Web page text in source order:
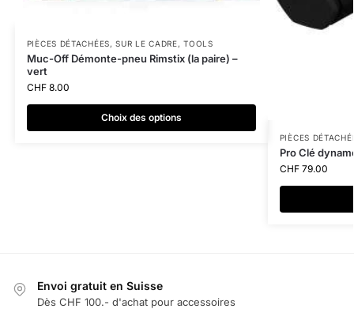
PIÈCES DÉTACHÉES,SUR LE CADRE,TOOLS
Muc-Off Démonte-pneu Rimstix (la paire) –
vert
CHF8.00
Choix des options
PIÈCES
Pro Clé
CHF79.00
Envoi gratuit en Suisse
Dès CHF 100.- d'achat pour accessoires